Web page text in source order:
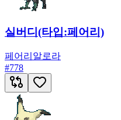
실버디(타입:페어리)
페어리 알로라
#778